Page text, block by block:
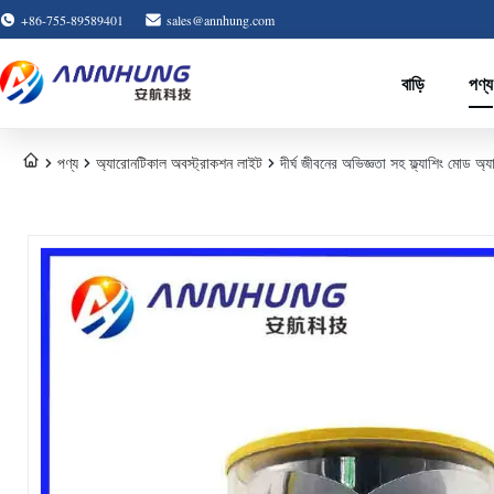
+86-755-89589401 sales@annhung.com
বাড়ি পণ্য
পণ্য অ্যারোনটিকাল অবস্ট্রাকশন লাইট দীর্ঘ জীবনের অভিজ্ঞতা সহ ফ্ল্যাশিং মোড